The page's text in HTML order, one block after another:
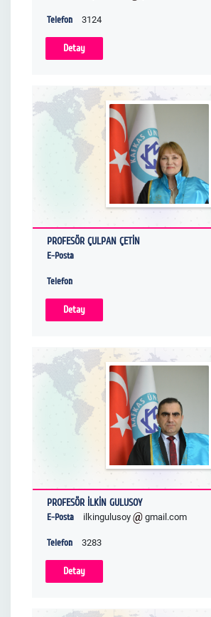
Telefon 3124
Detay
PROFESÖR ÇULPAN ÇETİN
E-Posta
Telefon
Detay
PROFESÖR İLKİN GULUSOY
E-Posta ilkingulusoy gmail.com
Telefon 3283
Detay